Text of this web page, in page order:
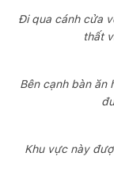
Đi qua cánh cửa
thất
Bên cạnh bàn ăn
Khu vực này